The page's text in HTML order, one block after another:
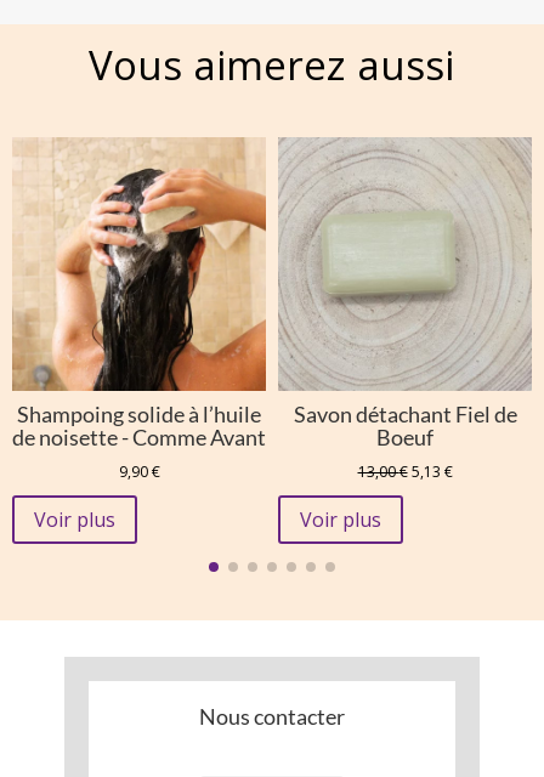
Vous aimerez aussi
Shampoing solide à l’huile
de noisette - Comme Avant
9,90€
Voir plus
Savon détachant Fiel de
Boeuf
13,00€ Le
5,13 €Le
Voir plus
Nous contacter